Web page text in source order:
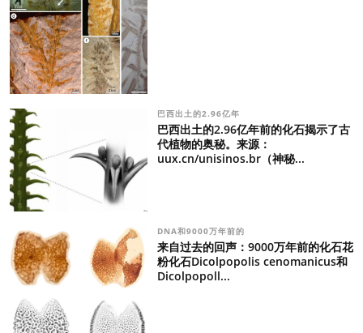
巴西出土的2.96亿年
巴西出土的2.96亿年前的化石揭示了古
代植物的奥秘。来源：
uux.cn/unisinos.br（神秘...
DNA和9000万年前的
来自过去的回声：9000万年前的化石花
粉化石Dicolpopolis cenomanicus和
Dicolpopoll...